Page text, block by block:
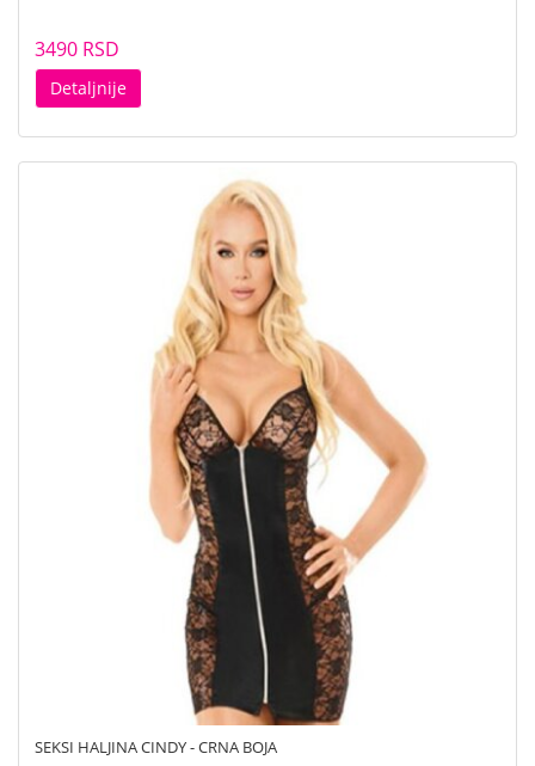
3490 RSD
Detaljnije
SEKSI HALJINA CINDY - CRNA BOJA